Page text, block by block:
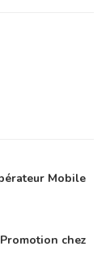
Mobile
chez